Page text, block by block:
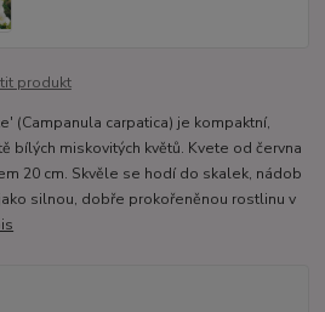
produkt
(Campanula carpatica) je kompaktní,
bílých miskovitých květů. Kvete od června
20 cm. Skvěle se hodí do skalek, nádob
silnou, dobře prokořeněnou rostlinu v